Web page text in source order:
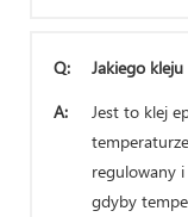
Q:
Jakiego kleju
A:
Jest to klej
regulowany
gdyby